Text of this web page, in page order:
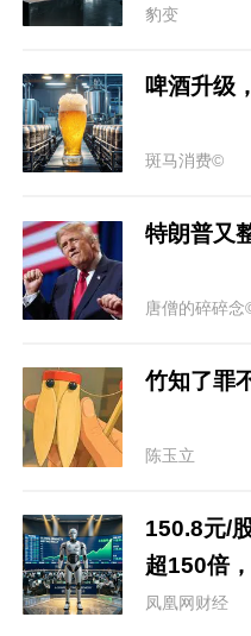
豹变
啤酒升级
斑马消费©
特朗普又
唐僧的碎碎念
竹知了罪
陈玉立
150.8元/
超150倍
生
凤凰网财经